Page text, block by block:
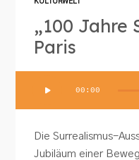
„100 Jahre
Paris
00:00
Die Surrealismus-
Jubiläum einer